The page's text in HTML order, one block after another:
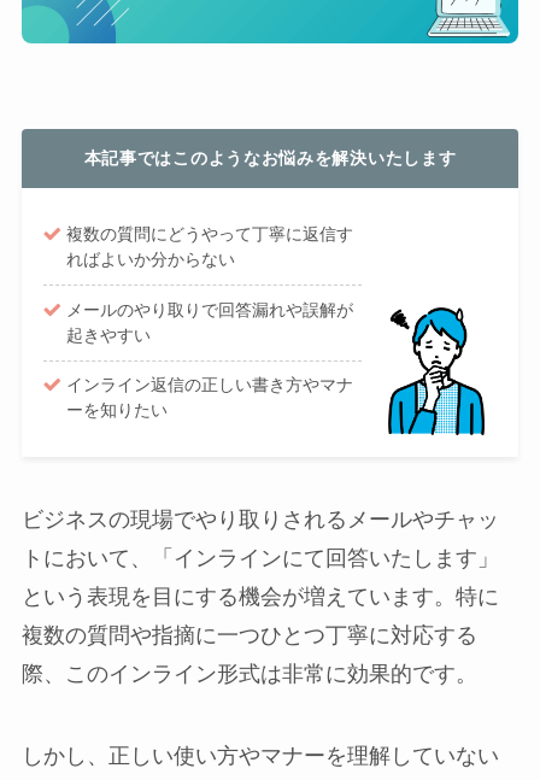
本記事ではこのようなお悩みを解決いたします
複数の質問にどうやって丁寧に返信す
ればよいか分からない
メールのやり取りで回答漏れや誤解が
起きやすい
インライン返信の正しい書き方やマナ
ーを知りたい
ビジネスの現場でやり取りされるメールやチャッ
トにおいて、「インラインにて回答いたします」
という表現を目にする機会が増えています。特に
複数の質問や指摘に一つひとつ丁寧に対応する
際、このインライン形式は非常に効果的です。
しかし、正しい使い方やマナーを理解していない